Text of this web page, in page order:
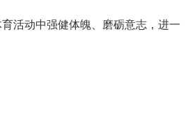
活动中强健体魄、磨砺意志，进一